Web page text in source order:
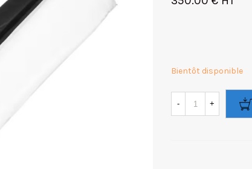
Bientôt disponible
- +